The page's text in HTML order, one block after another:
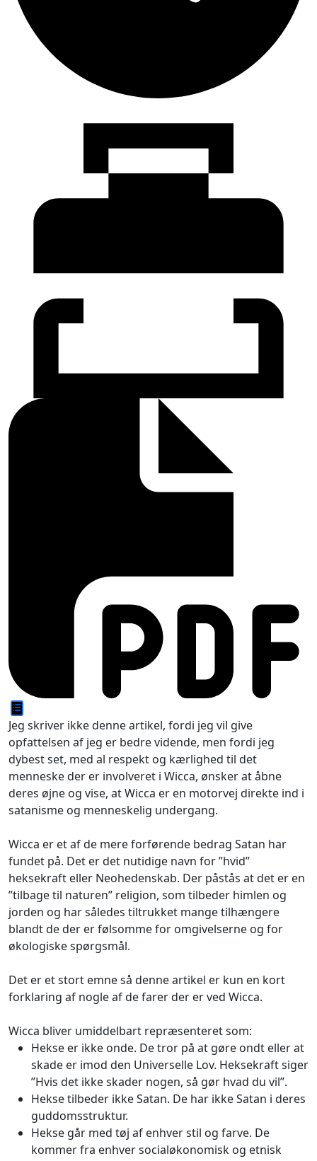
Jeg skriver ikke denne artikel, fordi jeg vil give
opfattelsen af jeg er bedre vidende, men fordi jeg
dybest set, med al respekt og kærlighed til det
menneske der er involveret i Wicca, ønsker at åbne
deres øjne og vise, at Wicca er en motorvej direkte ind i
satanisme og menneskelig undergang.
Wicca er et af de mere forførende bedrag Satan har
fundet på. Det er det nutidige navn for ”hvid”
heksekraft eller Neohedenskab. Der påstås at det er en
”tilbage til naturen” religion, som tilbeder himlen og
jorden og har således tiltrukket mange tilhængere
blandt de der er følsomme for omgivelserne og for
økologiske spørgsmål.
Det er et stort emne så denne artikel er kun en kort
forklaring af nogle af de farer der er ved Wicca.
Wicca bliver umiddelbart repræsenteret som:
Hekse er ikke onde. De tror på at gøre ondt eller at
skade er imod den Universelle Lov. Heksekraft siger
”Hvis det ikke skader nogen, så gør hvad du vil”.
Hekse tilbeder ikke Satan. De har ikke Satan i deres
guddomsstruktur.
Hekse går med tøj af enhver stil og farve. De
kommer fra enhver socialøkonomisk og etnisk